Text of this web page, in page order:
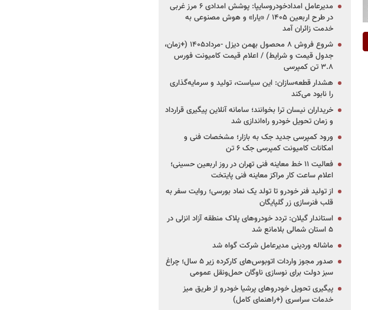
مدیرعامل امدادخودروسایپا: پوشش امدادی ۶ مرز غربی
در طرح اربعین ۱۴۰۵ / «یارا» و هوش مصنوعی به
خدمت زائران آمد
شروع فروش ۸ محصول بهمن دیزل -مرداد۱۴۰۵ (+زمان،
جدول قیمت و شرایط) / اعلام قیمت کامیونت فورس
۳.۸ تن کمپرسی
هشدار قطعه‌سازان: این سیاست، تولید و سرمایه‌گذاری
را نابود می‌کند
خریداران نیسان ترا بخوانند؛ سامانه آنلاین پیگیری قرارداد
و زمان تحویل خودرو راه‌اندازی شد
ورود کمپرسی جدید جک به بازار؛ مشخصات فنی و
امکانات کامیونت کمپرسی جک ۶ تن
فعالیت ۱۱ خط معاینه فنی تهران در روز اربعین حسینی؛
اعلام ساعت کار مراکز معاینه فنی پایتخت
از تولید فنر خودرو تا تولد یک نماد بورسی؛ روایت سفر به
قلب فنرسازی زر گلپایگان
استاندار گیلان: تردد خودروهای پلاک منطقه آزاد انزلی در
۵ استان شمالی بلامانع شد
ماشاله وردینی مدیرعامل شرکت گواه شد
صدور مجوز واردات اتوبوس‌های کارکرده زیر ۵ سال؛ چراغ
سبز دولت برای نوسازی ناوگان حمل‌ونقل عمومی
پیگیری تحویل خودروهای پرشیا خودرو از طریق میز
خدمات سراسری (+راهنمای کامل)